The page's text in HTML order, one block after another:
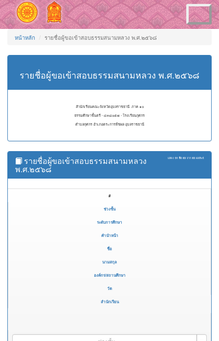
Toggle
navigation
หน้าหลัก รายชื่อผู้ขอเข้าสอบธรรมสนามหลวง พ.ศ.๒๕๖๘
รายชื่อผู้ขอเข้าสอบธรรมสนามหลวง พ.ศ.๒๕๖๘
สำนักเรียนคณะจังหวัดอุบลราชธานี ภาค ๑๐
ธรรมศึกษาชั้นตรี - ๔๓๘๐๕๗ - โรงเรียนกุศกร
ตำบลกุศกร อำเภอตระการพืชผล อุบลราชธานี
แสดง 51 ถึง 83 จาก 83 ผลลัพธ์
รายชื่อผู้ขอเข้าสอบธรรมสนามหลวง
พ.ศ.๒๕๖๘
#
ช่วงชั้น
ระดับการศึกษา
คำนำหน้า
ชื่อ
นามสกุล
องค์กร/สถานศึกษา
วัด
สำนักเรียน